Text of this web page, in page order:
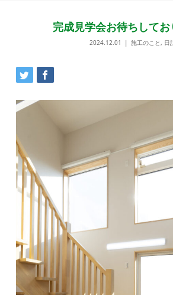
完成見学会お待ちしてお
2024.12.01 施工のこと , 日